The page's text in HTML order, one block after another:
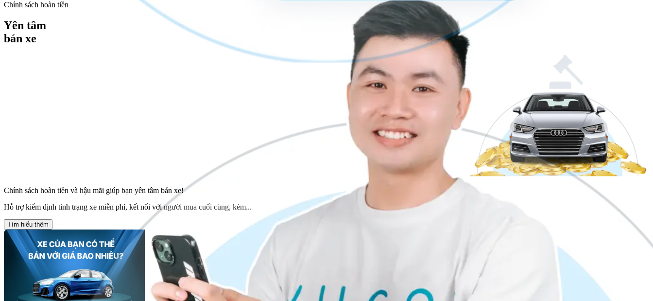
Chính sách hoàn tiền
Yên tâm
bán xe
Chính sách hoàn tiền và hậu mãi giúp bạn yên tâm bán xe!
Hỗ trợ kiểm định tình trạng xe miễn phí, kết nối với người mua cuối cùng, kèm...
Tìm hiểu thêm